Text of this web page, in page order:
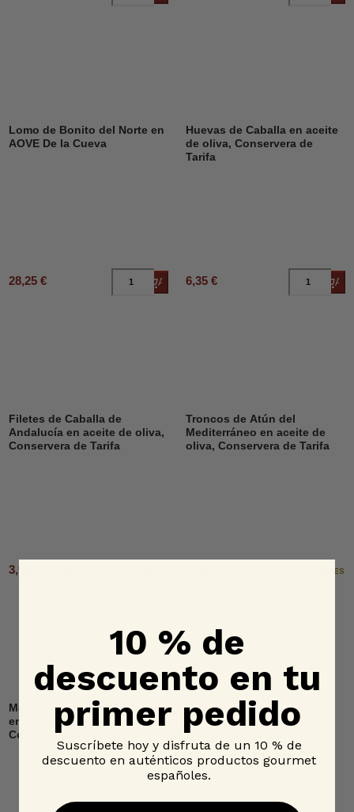
Lomo de Bonito del Norte en
AOVE De la Cueva
28,25 € Añadir al carrito
Huevas de Caballa en aceite
de oliva, Conservera de
Tarifa
6,35 €
Filetes de Caballa de
Andalucía en aceite de oliva,
Conservera de Tarifa
3,95 € - 8,15 €
Troncos de Atún del
Mediterráneo en aceite de
oliva, Conservera de Tarifa
2 OPCIONES
Melva Canutera de Andalucía
en aceite de oliva,
Conservera de Tarifa
Tarantelo de Atún Rojo
Salvaje en aceite de oliva,
Conservera de Tarifa
10 % de
descuento en tu
primer pedido
Suscríbete hoy y disfruta de un 10 % de
descuento en auténticos productos gourmet
españoles.